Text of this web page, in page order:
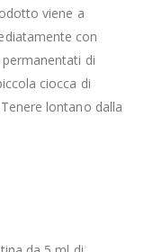
viene a
con
di
ciocca di
lontano dalla